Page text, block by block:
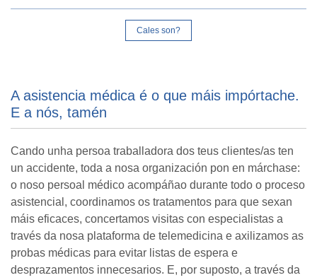
Cales son?
A asistencia médica é o que máis impórtache.
E a nós, tamén
Cando unha persoa traballadora dos teus clientes/as ten
un accidente, toda a nosa organización pon en márchase:
o noso persoal médico acompáñao durante todo o proceso
asistencial, coordinamos os tratamentos para que sexan
máis eficaces, concertamos visitas con especialistas a
través da nosa plataforma de telemedicina e axilizamos as
probas médicas para evitar listas de espera e
desprazamentos innecesarios. E, por suposto, a través da